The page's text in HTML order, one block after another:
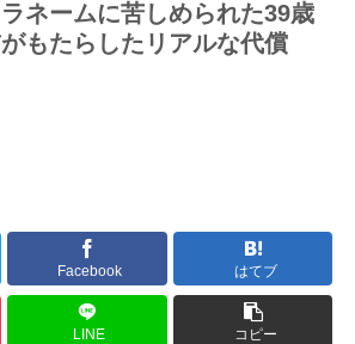
ネームに苦しめられた39歳
もたらしたリアルな代償
Facebook はてブ
LINE コピー